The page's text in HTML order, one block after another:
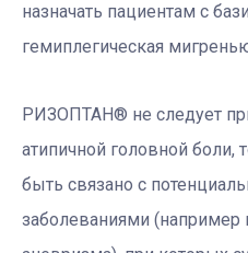
назначать пациентам с
гемиплегическая
РИЗОПТАН® не следует
атипичной головной боли,
быть связано с
заболеваниями (например